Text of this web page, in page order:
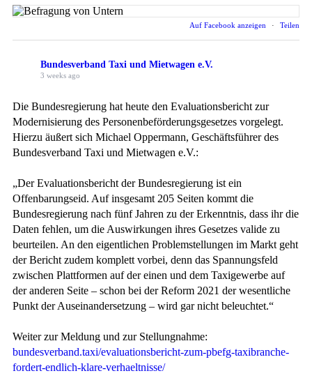
Auf Facebook anzeigen · Teilen
Bundesverband Taxi und Mietwagen e.V.
3 weeks ago
Die Bundesregierung hat heute den Evaluationsbericht zur
Modernisierung des Personenbeförderungsgesetzes vorgelegt.
Hierzu äußert sich Michael Oppermann, Geschäftsführer des
Bundesverband Taxi und Mietwagen e.V.:
„Der Evaluationsbericht der Bundesregierung ist ein
Offenbarungseid. Auf insgesamt 205 Seiten kommt die
Bundesregierung nach fünf Jahren zu der Erkenntnis, dass ihr die
Daten fehlen, um die Auswirkungen ihres Gesetzes valide zu
beurteilen. An den eigentlichen Problemstellungen im Markt geht
der Bericht zudem komplett vorbei, denn das Spannungsfeld
zwischen Plattformen auf der einen und dem Taxigewerbe auf
der anderen Seite – schon bei der Reform 2021 der wesentliche
Punkt der Auseinandersetzung – wird gar nicht beleuchtet.“
Weiter zur Meldung und zur Stellungnahme:
bundesverband.taxi/evaluationsbericht-zum-pbefg-taxibranche-
fordert-endlich-klare-verhaeltnisse/